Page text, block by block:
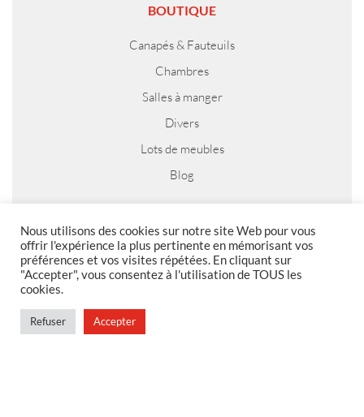
BOUTIQUE
Canapés & Fauteuils
Chambres
Salles à manger
Divers
Lots de meubles
Blog
MENTIONS LEGALES
Politique de confidentialité
Conditions générales de vente
Nous utilisons des cookies sur notre site Web pour vous
offrir l'expérience la plus pertinente en mémorisant vos
préférences et vos visites répétées. En cliquant sur
"Accepter", vous consentez à l'utilisation de TOUS les
cookies.
Refuser Accepter